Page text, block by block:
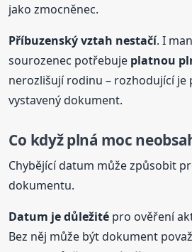
jako zmocněnec.
Příbuzenský vztah nestačí. I
sourozenec potřebuje platnou
nerozlišují rodinu – rozhodující je
vystavený dokument.
Co kdyžplná moc
Chybějící datum může způsobit
dokumentu.
Datum je důležité pro ověření
Bez něj může být dokument